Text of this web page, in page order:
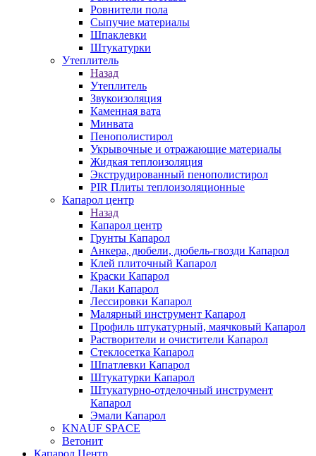
Ровнители пола
Сыпучие материалы
Шпаклевки
Штукатурки
Утеплитель
Назад
Утеплитель
Звукоизоляция
Каменная вата
Минвата
Пенополистирол
Укрывочные и отражающие материалы
Жидкая теплоизоляция
Экструдированный пенополистирол
PIR Плиты теплоизоляционные
Капарол центр
Назад
Капарол центр
Грунты Капарол
Анкера, дюбели, дюбель-гвозди Капарол
Клей плиточный Капарол
Краски Капарол
Лаки Капарол
Лессировки Капарол
Малярный инструмент Капарол
Профиль штукатурный, маячковый Капарол
Растворители и очистители Капарол
Cтеклосетка Капарол
Шпатлевки Капарол
Штукатурки Капарол
Штукатурно-отделочный инструмент
Капарол
Эмали Капарол
KNAUF SPACE
Ветонит
Капарол Центр